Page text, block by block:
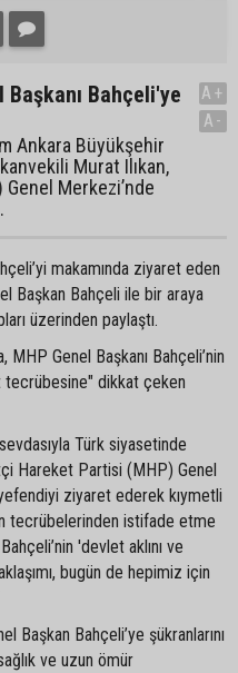
Başkanı Bahçeli'ye
Ankara Büyükşehir
Murat Ilıkan,
Merkezi’nde
A+
A-
makamında ziyaret eden
Başkan Bahçeli ile bir araya
üzerinden paylaştı.
MHP Genel Başkanı Bahçeli’nin
dikkat çeken
Türk siyasetinde
Hareket Partisi (MHP) Genel
ziyaret ederek kıymetli
tecrübelerinden istifade etme
'devlet aklını ve
bugün de hepimiz için
Başkan Bahçeli’ye şükranlarını
ve uzun ömür